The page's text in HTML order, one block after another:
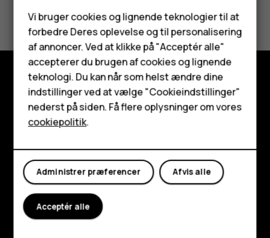
Smartphones
Feature-telefoner
Tilbehør
HMD Terra M
Tablets
Min konto
Synes du, dette var nyttigt?
Ja Nej
Udforsk
Om
Support
FacebookInstagram
Tiktok
Vi bruger cookies og lignende teknologier til at
forbedre Deres oplevelse og til personalisering
af annoncer. Ved at klikke på "Acceptér alle"
accepterer du brugen af cookies og lignende
teknologi. Du kan når som helst ændre dine
indstillinger ved at vælge "Cookieindstillinger"
nederst på siden. Få flere oplysninger om vores
cookiepolitik.
Afvis alle
Administrer præferencer
Acceptér alle